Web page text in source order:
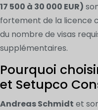
17 500 à 30 000 EUR)
fortement de la licence
du nombre de visas
supplémentaires.
Pourquoi
et Setupco
Andreas Schmidt et